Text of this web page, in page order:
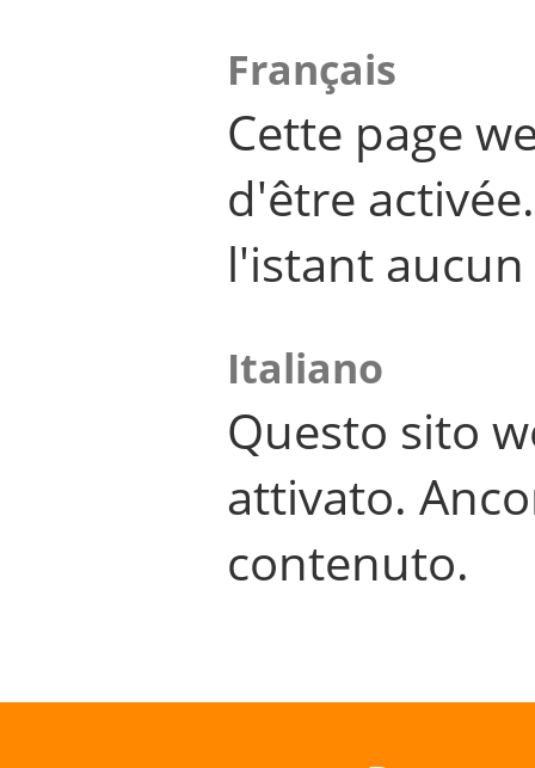
Français
Cette page
d'être
l'istant
Italiano
Questo sito
attivato.
contenuto.